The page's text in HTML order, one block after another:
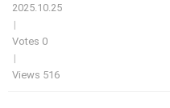
2025.10.25
|
Votes 0
|
Views 516